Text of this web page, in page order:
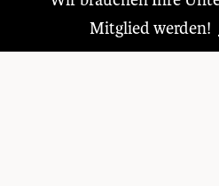
Mitglied werden!
Folgen Sie uns auf